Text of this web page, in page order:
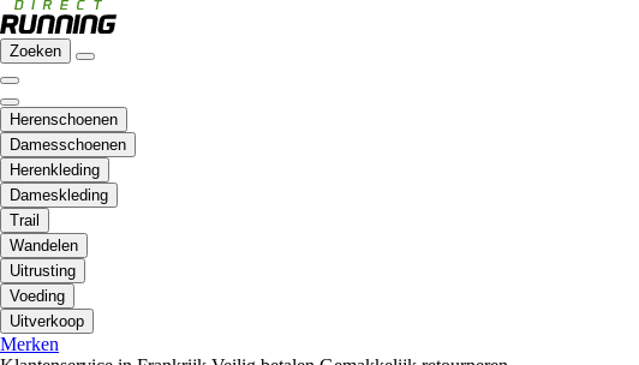
Zoeken
Herenschoenen
Damesschoenen
Herenkleding
Dameskleding
Trail
Wandelen
Uitrusting
Voeding
Uitverkoop
Merken